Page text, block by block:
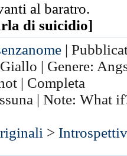
al baratro.
di suicidio]
|
| Genere:
| Completa
| Note: What
>